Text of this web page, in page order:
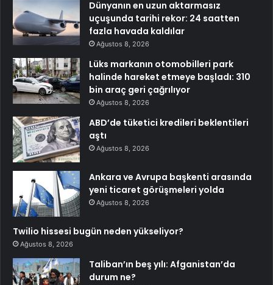
Dünyanın en uzun aktarmasız
uçuşunda tarihi rekor: 24 saatten
fazla havada kaldılar
Ağustos 8, 2026
Lüks markanın otomobilleri park
halinde hareket etmeye başladı: 310
bin araç geri çağrılıyor
Ağustos 8, 2026
ABD’de tüketici kredileri beklentileri
aştı
Ağustos 8, 2026
Ankara ve Avrupa başkenti arasında
yeni ticaret görüşmeleri yolda
Ağustos 8, 2026
Twilio hissesi bugün neden yükseliyor?
Ağustos 8, 2026
Taliban’ın beş yılı: Afganistan’da
durum ne?